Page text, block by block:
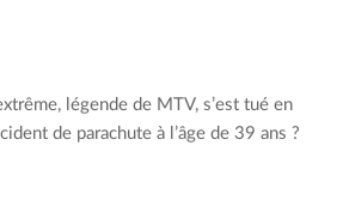
»>Sébastien Ogier</span>
légende de MTV, s’est tué en
de parachute à l’âge de 39 ans ?
»>Erik Roner</span>